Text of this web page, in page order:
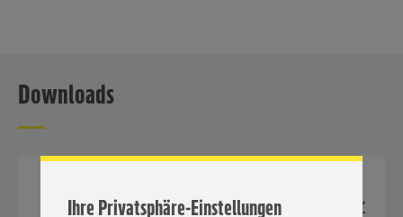
Ihre Privatsphäre-Einstellungen
ein bestmögliches Nutzungserlebnis unserer Website zu
ermöglichen. Wir verwenden Ihre Daten, um unsere
Cookies und anderer Technologien ist freiwillig und kann
„EINSTELLUNGEN ÄNDERN”. Bitte beachten Sie, dass auf
Downloads
2651px x 1615px